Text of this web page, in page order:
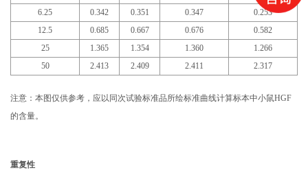
6.25
0.342 0.351 0.347
0.253
12.5
0.685 0.667 0.676
0.582
25
1.365 1.354 1.360
1.266
50
2.413 2.409 2.411 2.317
注意：本图仅供参考，应以同次试验标准品所绘标准曲线计算标本中小鼠HGF
的含量。
重复性